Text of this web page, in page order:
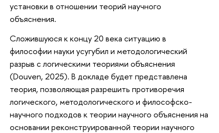
установки в отношении теорий научного
объяснения.
Сложившуюся к концу 20 века ситуацию в
философии науки усугубил и методологический
разрыв с логическими теориями объяснения
(Douven, 2025). В докладе будет представлена
теория, позволяющая разрешить противоречия
логического, методологического и философско-
научного подходов к теории научного объяснения на
основании реконструированной теории научного